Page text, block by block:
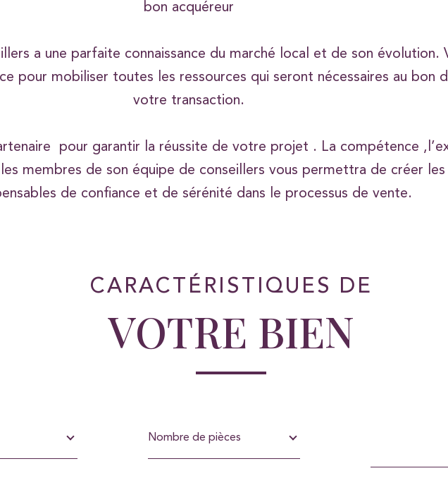
bon acquéreur
a une parfaite connaissance du marché local et de son évolution.
pour mobiliser toutes les ressources qui seront nécessaires au bon
votre transaction.
pour garantir la réussite de votre projet . La compétence
membres de son équipe de conseillers vous permettra de créer
de confiance et de sérénité dans le processus de vente.
CARACTÉRISTIQUES DE
VOTRE BIEN
de
pièces
Nombre de pièces